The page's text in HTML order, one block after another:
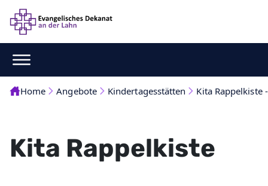
Home Angebote Kindertagesstätten Kita Rappelkiste
Kita Rappelkiste